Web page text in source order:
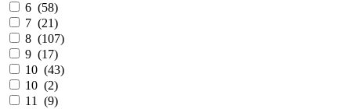
6 (58)
7 (21)
8 (107)
9 (17)
10 (43)
10 (2)
11 (9)